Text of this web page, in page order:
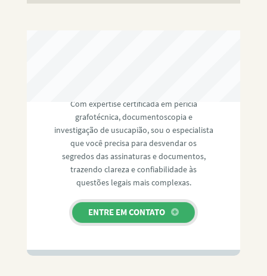
Com expertise certificada em perícia
grafotécnica, documentoscopia e
investigação de usucapião, sou o especialista
que você precisa para desvendar os
segredos das assinaturas e documentos,
trazendo clareza e confiabilidade às
questões legais mais complexas.
ENTRE EM CONTATO